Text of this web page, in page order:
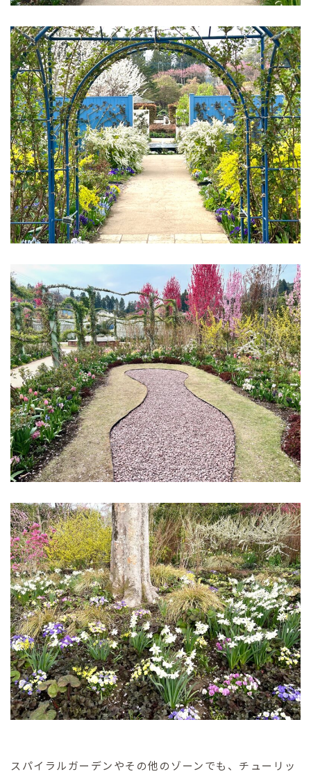
スパイラルガーデンやその他のゾーンでも、チューリッ